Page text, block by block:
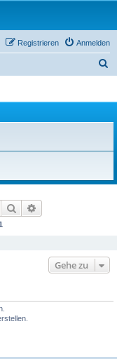
Anmelden
Registrieren
Suche
Gehe zu